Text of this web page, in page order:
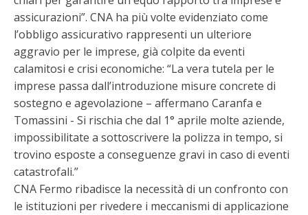
assicurazioni”. CNA ha più volte evidenziato come
l’obbligo assicurativo rappresenti un ulteriore
aggravio per le imprese, già colpite da eventi
calamitosi e crisi economiche: “La vera tutela per le
imprese passa dall’introduzione misure concrete di
sostegno e agevolazione – affermano Caranfa e
Tomassini - Si rischia che dal 1° aprile molte aziende,
impossibilitate a sottoscrivere la polizza in tempo, si
trovino esposte a conseguenze gravi in caso di eventi
catastrofali.”
CNA Fermo ribadisce la necessità di un confronto con
le istituzioni per rivedere i meccanismi di applicazione